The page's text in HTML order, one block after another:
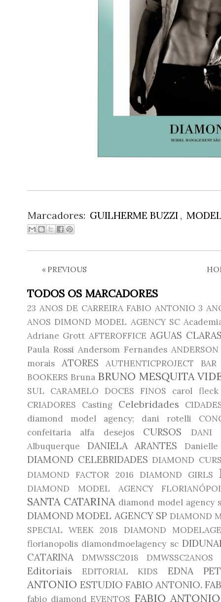
Marcadores: GUILHERME BUZZI ,
« PREVIOUS
TODOS OS MARCADORES
23 ANOS DE CARREIRA FABIO ANTONIO 3
ANOS DIMOND MODEL AGENCY SC
Adriane Grott AFTEROFFICE AGUAS
Paula Rossi Andersom Fernandes
morais
ATORES AUTHENTICPROJECT
BOOKERS Bruna BRUNO MESQUITA
SUL CARAMELO DOCES FINOS
carol fleck
CRIADORES
Casting Celebridades
diamond model agency; dani rotelli
confeitaria alfa desejos
CURSOS
DANI
Albuquerque
DANIELA ARANTES
DIAMOND CELEBRIDADES DIAMOND
DIAMOND FACTOR 2016
DIAMOND GIRLS
DIAMOND MODEL AGENCY
SANTA CATARINA diamond model agency
DIAMOND MODEL AGENCY SP DIAMOND
SPECIAL WEEK 2018
DIAMOND
florianopolis diamondmoelagency sc
CATARINA
DMWSSC2018 DMWSSC2ANOS
Editoriais EDITORIAL KIDS EDNA
ANTONIO ESTUDIO FABIO ANTONIO.
fabio diamond EVENTOS FABIO ANTONIO